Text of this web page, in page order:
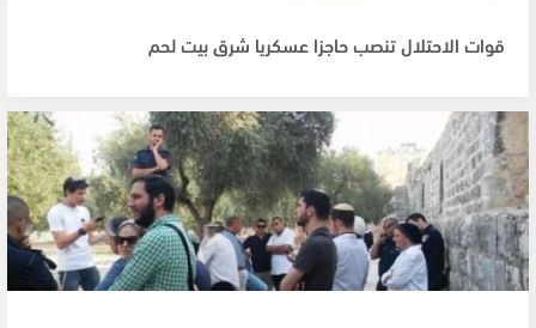
قوات الاحتلال تنصب حاجزا عسكريا شرق بيت لحم